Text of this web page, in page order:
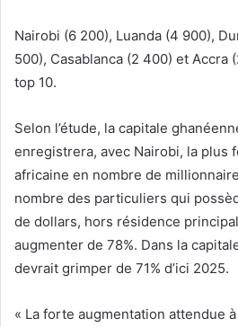
Nairobi (6 200), Luanda (4 900),
500), Casablanca (2 400) et Accra
top 10.
Selon l’étude, la capitale
enregistrera, avec Nairobi, la plus
africaine en nombre de
nombre des particuliers qui
de dollars, hors résidence
augmenter de 78%. Dans la
devrait grimper de 71% d’ici 2025.
« La forte augmentation attendue